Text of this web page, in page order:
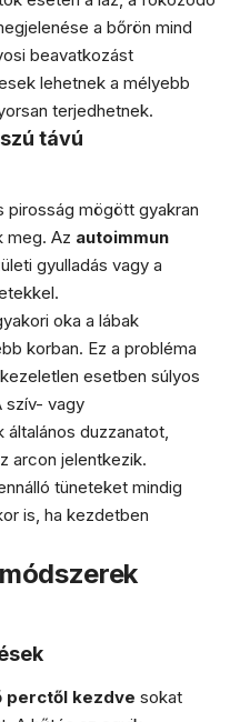
a bőrön mind
beavatkozást
lehetnek a mélyebb
terjedhetnek.
távú
pirosság mögött gyakran
meg. Az autoimmun
gyulladás vagy a
oka a lábak
korban. Ez a probléma
esetben súlyos
szív- vagy
duzzanatot,
arcon jelentkezik.
tüneteket mindig
is, ha kezdetben
perctől kezdve sokat